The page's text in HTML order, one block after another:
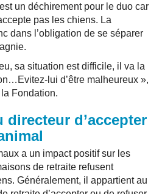
un déchirement pour le duo car
pas les chiens. La
dans l’obligation de se séparer
sa situation est difficile, il va la
lui d’être malheureux »,
Fondation.
directeur d’accepter
a un impact positif sur les
de retraite refusent
Généralement, il appartient au